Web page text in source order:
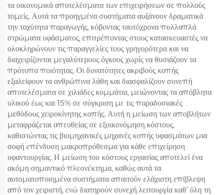
τα οικονομικά αποτελέσματα των επιχειρήσεων σε πολλούς
τομείς. Αυτά τα προηγμένα συστήματα αυξάνουν δραματικά
την ταχύτητα παραγωγής, κόβοντας ταυτόχρονα πολλαπλά
στρώματα υφάσματος, επιτρέποντας στους κατασκευαστές να
ολοκληρώνουν τις παραγγελίες τους γρηγορότερα και να
διαχειρίζονται μεγαλύτερους όγκους χωρίς να θυσιάζουν τα
πρότυπα ποιότητας. Οι δυνατότητες ακριβούς κοπής
εξαλείφουν τα ανθρώπινα λάθη και διασφαλίζουν συνεπή
αποτελέσματα σε χιλιάδες κομμάτια, μειώνοντας τα απόβλητα
υλικού έως και 15% σε σύγκριση με τις παραδοσιακές
μεθόδους χειροκίνητης κοπής. Αυτή η μείωση των αποβλήτων
μεταφράζεται απευθείας σε εξοικονόμηση κόστους,
καθιστώντας τις βιομηχανικές μηχανές κοπής υφασμάτων μια
σοφή επένδυση μακροπρόθεσμα για κάθε επιχείρηση
υφαντουργίας. Η μείωση του κόστους εργασίας αποτελεί ένα
ακόμη σημαντικό πλεονέκτημα, καθώς αυτά τα
αυτοματοποιημένα συστήματα απαιτούν ελάχιστη επίβλεψη
από τον χειριστή, ενώ διατηρούν συνεχή λειτουργία καθ’ όλη τη